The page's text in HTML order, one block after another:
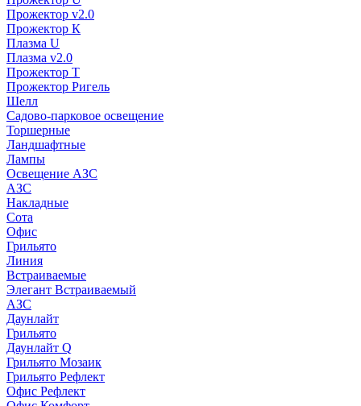
Прожектор v2.0
Прожектор К
Плазма U
Плазма v2.0
Прожектор Т
Прожектор Ригель
Шелл
Садово-парковое освещение
Торшерные
Ландшафтные
Лампы
Освещение АЗС
АЗС
Накладные
Сота
Офис
Грильято
Линия
Встраиваемые
Элегант Встраиваемый
АЗС
Даунлайт
Грильято
Даунлайт Q
Грильято Мозаик
Грильято Рефлект
Офис Рефлект